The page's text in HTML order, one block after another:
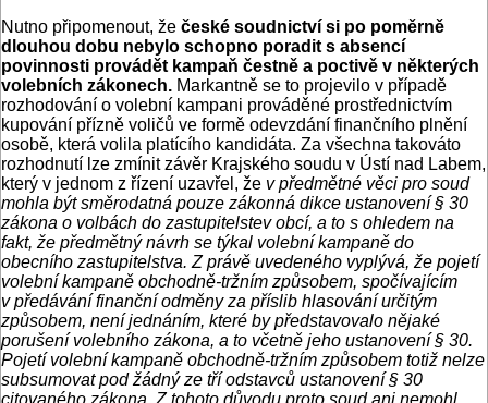
Nutno připomenout, že české soudnictví si po poměrně
dlouhou dobu nebylo schopno poradit s absencí
povinnosti provádět kampaň čestně a poctivě v některých
volebních zákonech. Markantně se to projevilo v případě
rozhodování o volební kampani prováděné prostřednictvím
kupování přízně voličů ve formě odevzdání finančního plnění
osobě, která volila platícího kandidáta. Za všechna takováto
rozhodnutí lze zmínit závěr Krajského soudu v Ústí nad Labem,
který v jednom z řízení uzavřel, že v předmětné věci pro soud
mohla být směrodatná pouze zákonná dikce ustanovení § 30
zákona o volbách do zastupitelstev obcí, a to s ohledem na
fakt, že předmětný návrh se týkal volební kampaně do
obecního zastupitelstva. Z právě uvedeného vyplývá, že pojetí
volební kampaně obchodně-tržním způsobem, spočívajícím
v předávání finanční odměny za příslib hlasování určitým
způsobem, není jednáním, které by představovalo nějaké
porušení volebního zákona, a to včetně jeho ustanovení § 30.
Pojetí volební kampaně obchodně-tržním způsobem totiž nelze
subsumovat pod žádný ze tří odstavců ustanovení § 30
citovaného zákona. Z tohoto důvodu proto soud ani nemohl